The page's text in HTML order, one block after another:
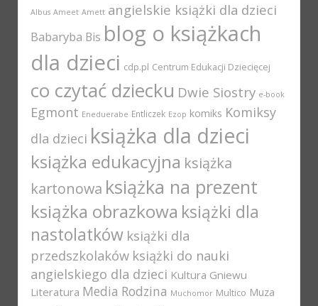
Albus Ameet Amett angielskie książki dla dzieci
Babaryba Bis blog o książkach
dla dzieci cdp.pl Centrum Edukacji Dziecięcej
co czytać dziecku Dwie Siostry e-book
Egmont Eneduerabe Entliczek Ezop komiks Komiksy
dla dzieci książka dla dzieci
książka edukacyjna książka
kartonowa książka na prezent
książka obrazkowa książki dla
nastolatków książki dla
przedszkolaków książki do nauki
angielskiego dla dzieci Kultura Gniewu
Literatura Media Rodzina Muchomor Multico Muza